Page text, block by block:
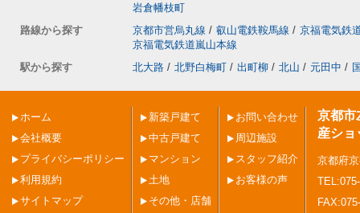
岩倉幡枝町
路線から探す
京都市営烏丸線 / 叡山電鉄鞍馬線 / 京福電気鉄
京福電気鉄道嵐山本線
駅から探す
北大路 / 北野白梅町 / 出町柳 / 北山 / 元田中 /
ホーム
会社概要
プライバシーポリシー
利用規約
サイトマップ
新築戸建て
中古戸建て
マンション
土地
その他・店舗
お問い合わせ
周辺施設
スタッフ紹介
お客様の声
京都市
産ショ
京都府